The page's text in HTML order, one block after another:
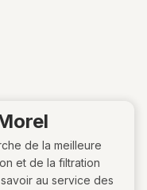
de la meilleure
et de la filtration
au service des